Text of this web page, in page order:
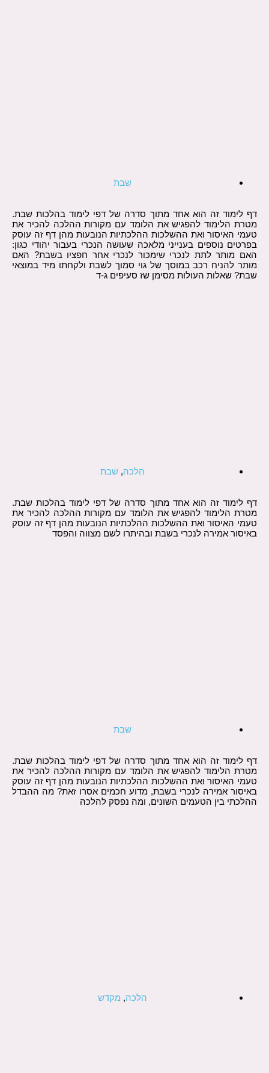
שבת
דף לימוד זה הוא אחד מתוך סדרה של דפי לימוד בהלכות שבת.
מטרת הלימוד להפגיש את הלומד עם מקורות ההלכה להכיר את
טעמי האיסור ואת ההשלכות ההלכתיות הנובעות מהן דף זה עוסק
בפרטים נוספים בענייני מלאכה שעושה הנכרי בעבור יהודי כגון:
האם מותר לתת לנכרי שימכור לנכרי אחר חפציו בשבת? האם
מותר להניח רכב במוסך של גוי סמוך לשבת ולקחתו מיד במוצאי
שבת? שאלות העולות מסימן שז סעיפים ג-ד
הלכה, שבת
דף לימוד זה הוא אחד מתוך סדרה של דפי לימוד בהלכות שבת.
מטרת הלימוד להפגיש את הלומד עם מקורות ההלכה להכיר את
טעמי האיסור ואת ההשלכות ההלכתיות הנובעות מהן דף זה עוסק
באיסור אמירה לנכרי בשבת ובהיתרו לשם מצווה והפסד
שבת
דף לימוד זה הוא אחד מתוך סדרה של דפי לימוד בהלכות שבת.
מטרת הלימוד להפגיש את הלומד עם מקורות ההלכה להכיר את
טעמי האיסור ואת ההשלכות ההלכתיות הנובעות מהן דף זה עוסק
באיסור אמירה לנכרי בשבת, מדוע חכמים אסרו זאת? מה ההבדל
ההלכתי בין הטעמים השונים, ומה נפסק להלכה
הלכה, מקדש